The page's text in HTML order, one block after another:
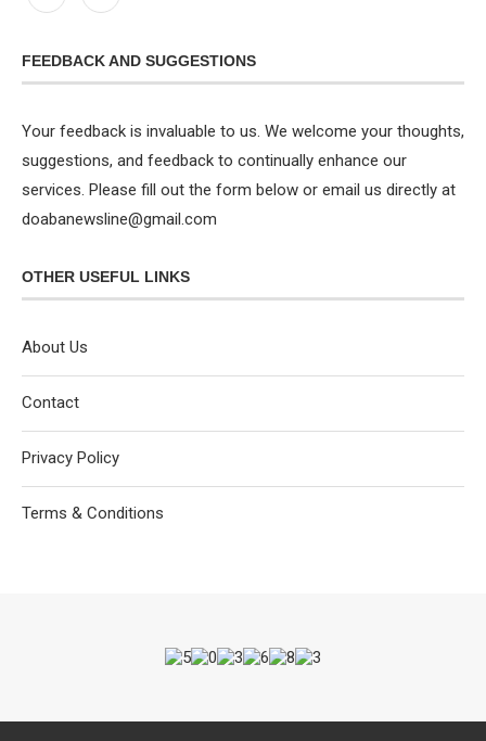
FEEDBACK AND SUGGESTIONS
Your feedback is invaluable to us. We welcome your thoughts,
suggestions, and feedback to continually enhance our
services. Please fill out the form below or email us directly at
doabanewsline@gmail.com
OTHER USEFUL LINKS
About Us
Contact
Privacy Policy
Terms & Conditions